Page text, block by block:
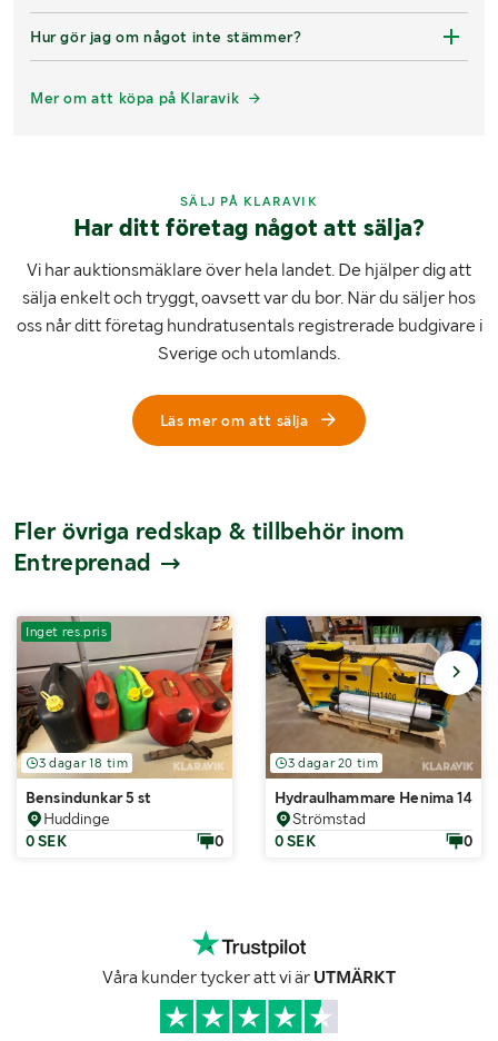
Hur gör jag om något inte stämmer?
Mer om att köpa på Klaravik
SÄLJ PÅ KLARAVIK
Har ditt företag något att sälja?
Vi har auktionsmäklare över hela landet. De hjälper dig att
sälja enkelt och tryggt, oavsett var du bor. När du säljer hos
oss når ditt företag hundratusentals registrerade budgivare i
Sverige och utomlands.
Läs mer om att sälja
Fler övriga redskap & tillbehör inom
Entreprenad
Inget res.pris
3 dagar 18 tim
Bensindunkar 5 st
Huddinge
0 SEK
0
3 dagar 20 tim
Hydraulhammare Henima 1400
Strömstad
0 SEK
0
Våra kunder tycker att vi är UTMÄRKT